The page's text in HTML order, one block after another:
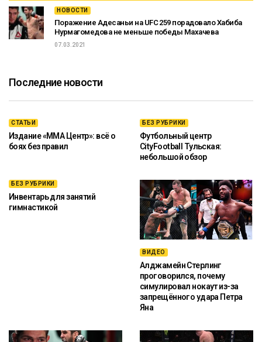
НОВОСТИ
Поражение Адесаньи на UFC 259 порадовало Хабиба
Нурмагомедова не меньше победы Махачева
07.03.2021
Последние новости
СТАТЬИ
Издание «ММА Центр»: всё о
боях без правил
БЕЗ РУБРИКИ
Футбольный центр
CityFootball Тульская:
небольшой обзор
БЕЗ РУБРИКИ
Инвентарь для занятий
гимнастикой
ВИДЕО
Алджамейн Стерлинг
проговорился, почему
симулировал нокаут из-за
запрещённого удара Петра
Яна